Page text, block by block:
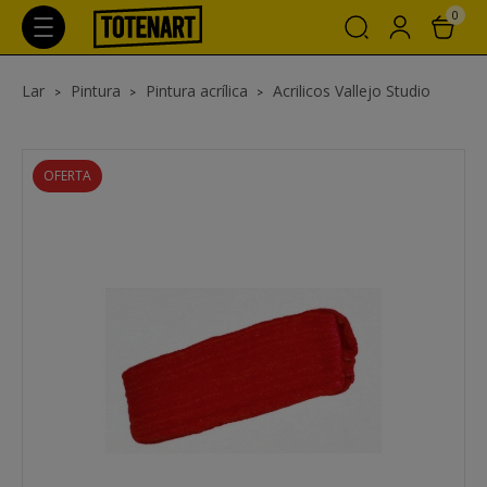
0
Lar Pintura Pintura acrílica Acrilicos Vallejo Studio
OFERTA